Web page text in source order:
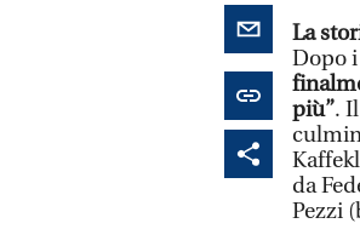
La
Dopo
più”.
da
Pezzi